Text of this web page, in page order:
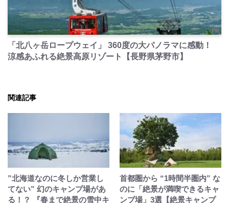
PR
「北八ヶ岳ロープウェイ」 360度の大パノラマに感動！
涼感あふれる絶景高原リゾート【長野県茅野市】
関連記事
”北海道なのに冬しか営業し
てない” 幻のキャンプ場があ
る！？ 『春まで絶景の雪中キ
首都圏から “1時間半圏内” な
のに「絶景が満喫できるキャ
ンプ場」3選【絶景キャンプ